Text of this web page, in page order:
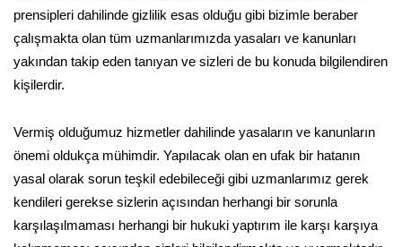
prensipleri dahilinde gizlilik esas olduğu gibi bizimle beraber
çalışmakta olan tüm uzmanlarımızda yasaları ve kanunları
yakından takip eden tanıyan ve sizleri de bu konuda bilgilendiren
kişilerdir.
Vermiş olduğumuz hizmetler dahilinde yasaların ve kanunların
önemi oldukça mühimdir. Yapılacak olan en ufak bir hatanın
yasal olarak sorun teşkil edebileceği gibi uzmanlarımız gerek
kendileri gerekse sizlerin açısından herhangi bir sorunla
karşılaşılmaması herhangi bir hukuki yaptırım ile karşı karşıya